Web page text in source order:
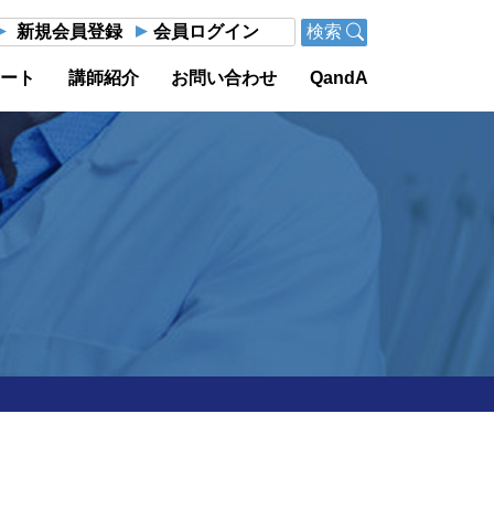
新規会員登録 会員ログイン 検索
ト 講師紹介 お問い合わせ QandA